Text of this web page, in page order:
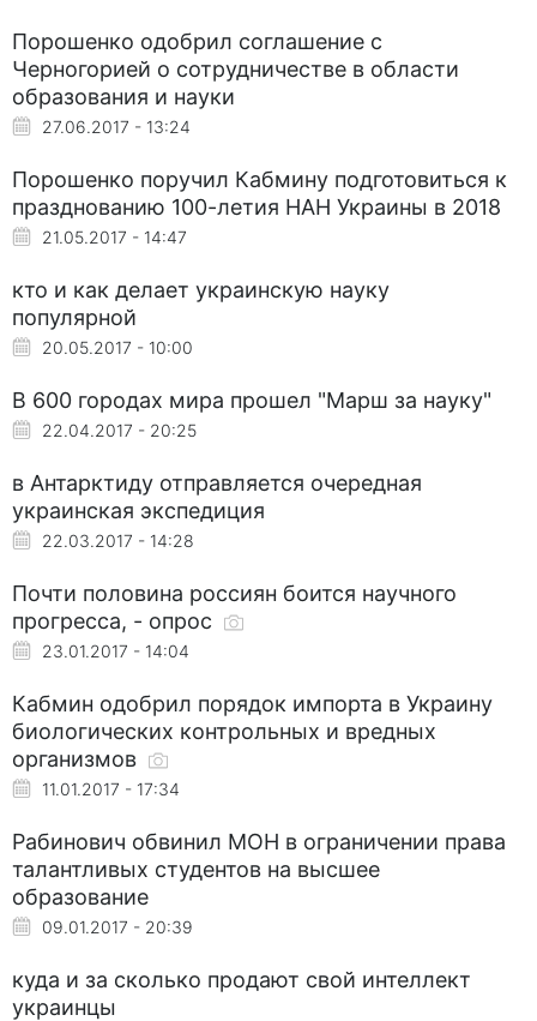
Порошенко одобрил соглашение с
Черногорией о сотрудничестве в области
образования и науки
27.06.2017 - 13:24
Порошенко поручил Кабмину подготовиться к
празднованию 100-летия НАН Украины в 2018
21.05.2017 - 14:47
кто и как делает украинскую науку
популярной
20.05.2017 - 10:00
В 600 городах мира прошел "Марш за науку"
22.04.2017 - 20:25
в Антарктиду отправляется очередная
украинская экспедиция
22.03.2017 - 14:28
Почти половина россиян боится научного
прогресса, - опрос
23.01.2017 - 14:04
Кабмин одобрил порядок импорта в Украину
биологических контрольных и вредных
организмов
11.01.2017 - 17:34
Рабинович обвинил МОН в ограничении права
талантливых студентов на высшее
образование
09.01.2017 - 20:39
куда и за сколько продают свой интеллект
украинцы